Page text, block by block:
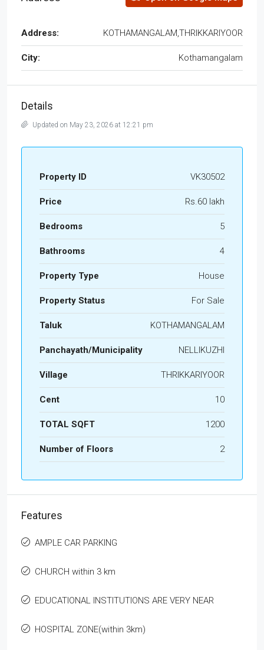
Address: KOTHAMANGALAM,THRIKKARIYOOR
City: Kothamangalam
Details
Updated on May 23, 2026 at 12:21 pm
Property ID VK30502
Price Rs.60 lakh
Bedrooms 5
Bathrooms 4
Property Type House
Property Status For Sale
Taluk KOTHAMANGALAM
Panchayath/Municipality NELLIKUZHI
Village THRIKKARIYOOR
Cent 10
TOTAL SQFT 1200
Number of Floors 2
Features
AMPLE CAR PARKING
CHURCH within 3 km
EDUCATIONAL INSTITUTIONS ARE VERY NEAR
HOSPITAL ZONE(within 3km)